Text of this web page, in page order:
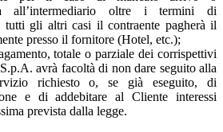
all’intermediario oltre i termini di
tutti gli altri casi il contraente pagherà il
presso il fornitore (Hotel, etc.);
totale o parziale dei corrispettivi
avrà facoltà di non dare seguito alla
richiesto o, se già eseguito, di
e di addebitare al Cliente interessi
prevista dalla legge.